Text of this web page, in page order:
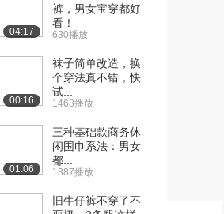
04:17
裤，男女宝穿都好
看！
630播放
00:16
袜子简单改造，换
个穿法真不错，快
试...
1468播放
01:06
三种基础款商务休
闲围巾系法：男女
都...
1387播放
旧牛仔裤不穿了不